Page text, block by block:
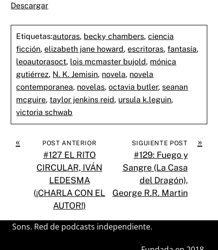
Descargar
Etiquetas:autoras, becky chambers,ciencia
ficción,elizabeth jane howard,escritoras,fantasía,
leoautorasoct, lois mcmaster bujold, mónica
gutiérrez, N. K. Jemisin, novela, novela
contemporanea, novelas,octavia butler, seanan
mcguire,taylor jenkins reid, ursula k.leguin,
victoria schwab
« POST ANTERIOR
#127 EL RITO
CIRCULAR, IVÁN
LEDESMA
(¡CHARLA CON EL
AUTOR!)
»
SIGUIENTE POST
#129: Fuego y
Sangre (La Casa
del Dragón),
George R.R. Martin
Sons. Red de podcasts independiente.